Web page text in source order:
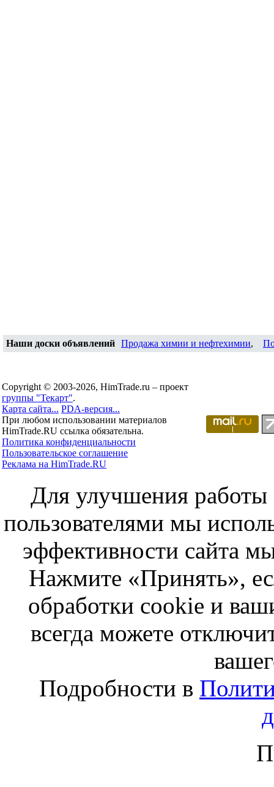
Наши доски объявлений Продажа химии и нефтехимии,
Copyright © 2003-2026, HimTrade.ru – проект
группы "Текарт".
Карта сайта... PDA-версия...
При любом использовании материалов
HimTrade.RU ссылка обязательна.
Политика конфиденциальности
Пользовательское соглашение
Реклама на HimTrade.RU
Для улучшения работы
пользователями мы
эффективности сайта
Нажмите «Принять»,
обработки cookie и
всегда можете
Подробности в